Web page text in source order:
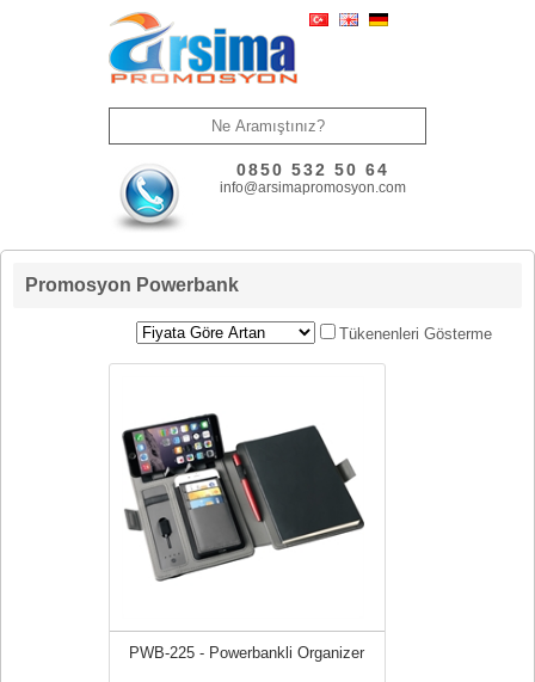
0850 532 50 64
info@arsimapromosyon.com
Promosyon Powerbank
Tükenenleri Gösterme
PWB-225 - Powerbankli Organizer